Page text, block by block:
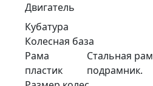
Двигатель
Кубатура
Колесная база
Рама
пластик
Стальная
подрамник.